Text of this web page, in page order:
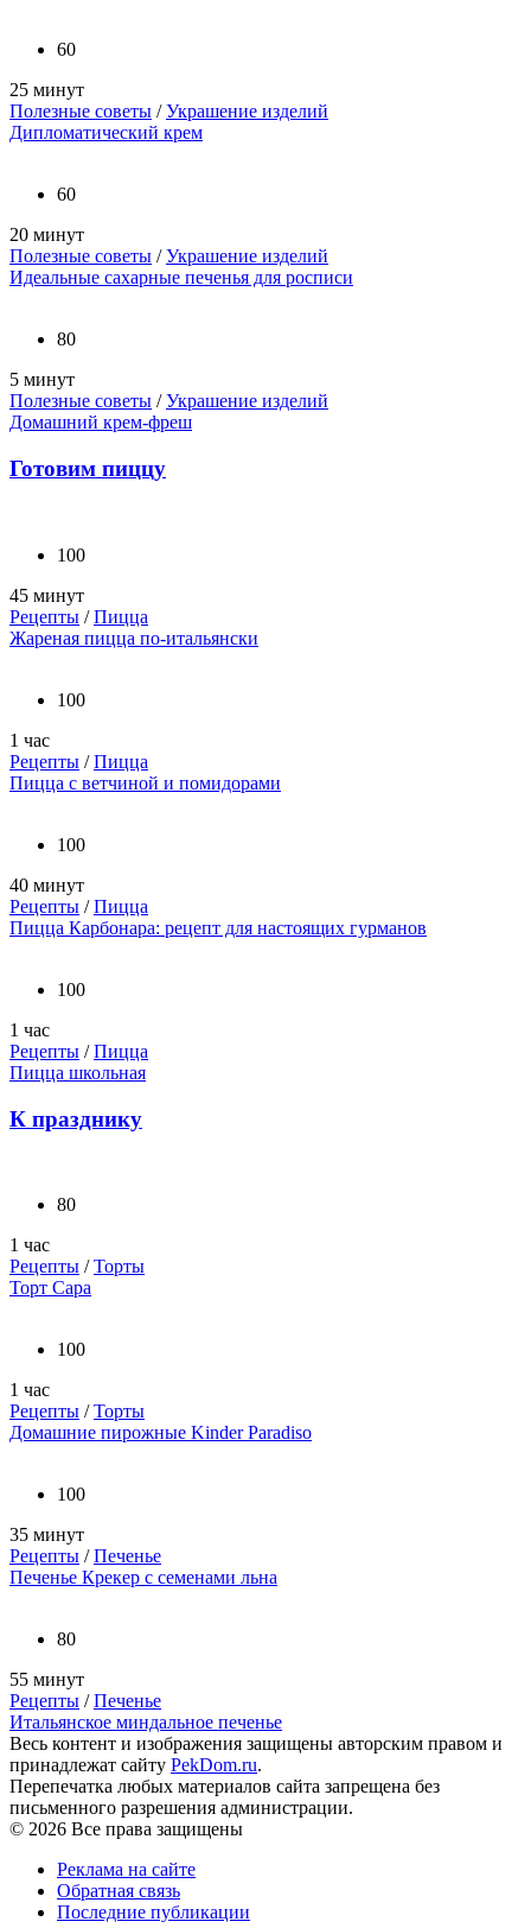
60
25 минут
Полезные советы /Украшение изделий
Дипломатический крем
60
20 минут
Полезные советы /Украшение изделий
Идеальные сахарные печенья для росписи
80
5 минут
Полезные советы /Украшение изделий
Домашний крем-фреш
Готовим пиццу
100
45 минут
Рецепты /Пицца
Жареная пицца по-итальянски
100
1 час
Рецепты /Пицца
Пицца с ветчиной и помидорами
100
40 минут
Рецепты /Пицца
Пицца Карбонара: рецепт для настоящих гурманов
100
1 час
Рецепты /Пицца
Пицца школьная
К празднику
80
1 час
Рецепты /Торты
Торт Сара
100
1 час
Рецепты /Торты
Домашние пирожные Kinder Paradiso
100
35 минут
Рецепты /Печенье
Печенье Крекер с семенами льна
80
55 минут
Рецепты /Печенье
Итальянское миндальное печенье
Весь контент и изображения защищены авторским правом и
принадлежат сайту PekDom.ru.
Перепечатка любых материалов сайта запрещена без
письменного разрешения администрации.
© 2026 Все права защищены
Реклама на сайте
Обратная связь
Последние публикации